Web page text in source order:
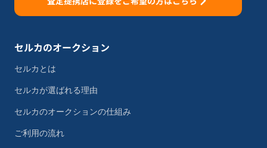
セルカのオークション
セルカとは
セルカが選ばれる理由
セルカのオークションの仕組み
ご利用の流れ